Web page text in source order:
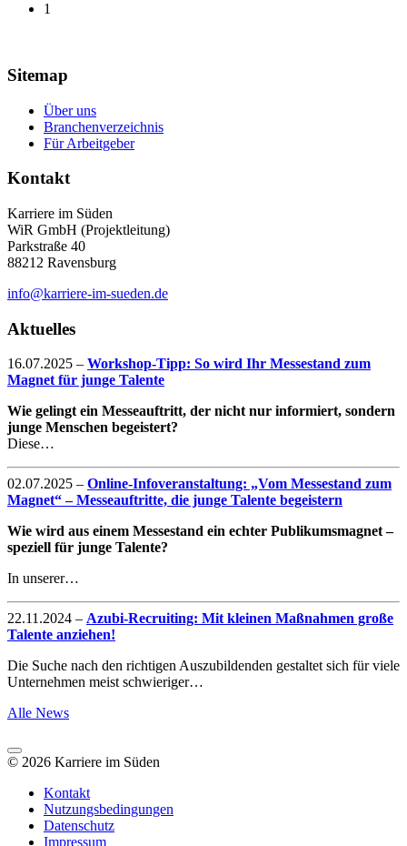
1
Sitemap
Über uns
Branchenverzeichnis
Für Arbeitgeber
Kontakt
Karriere im Süden
WiR GmbH (Projektleitung)
Parkstraße 40
88212 Ravensburg
info@karriere-im-sueden.de
Aktuelles
16.07.2025 – Workshop-Tipp: So wird Ihr Messestand zum
Magnet für junge Talente
Wie gelingt ein Messeauftritt, der nicht nur informiert, sondern
junge Menschen begeistert?
Diese…
02.07.2025 – Online-Infoveranstaltung: „Vom Messestand zum
Magnet“ – Messeauftritte, die junge Talente begeistern
Wie wird aus einem Messestand ein echter Publikumsmagnet –
speziell für junge Talente?
In unserer…
22.11.2024 – Azubi-Recruiting: Mit kleinen Maßnahmen große
Talente anziehen!
Die Suche nach den richtigen Auszubildenden gestaltet sich für viele
Unternehmen meist schwieriger…
Alle News
© 2026 Karriere im Süden
Kontakt
Nutzungsbedingungen
Datenschutz
Impressum